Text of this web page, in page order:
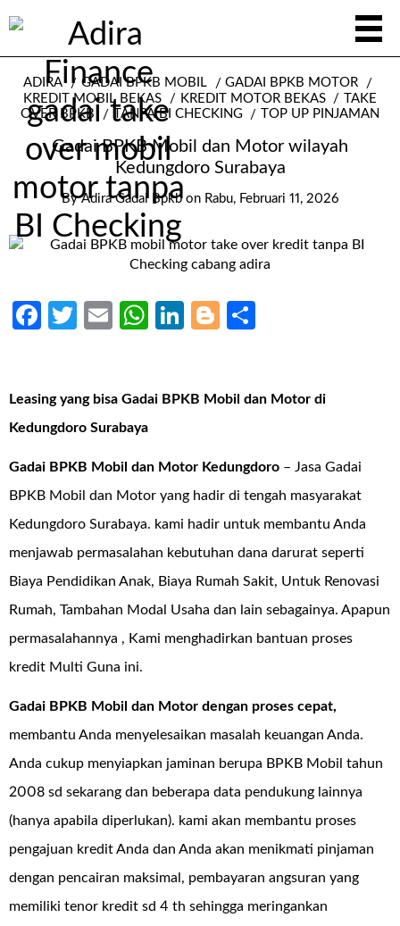
ADIRA GADAI BPKB MOBIL
GADAI BPKB MOTOR
KREDIT MOBIL BEKAS
KREDIT MOTOR BEKAS
TAKE
OVER BPKB
TANPA BI CHECKING TOP UP PINJAMAN
Gadai BPKB Mobil dan Motor wilayah
Kedungdoro Surabaya
ByAdira Gadai Bpkb on Rabu, Februari 11, 2026
Facebook
Twitter
EmailWhatsApp
LinkedIn
Blogger
Leasing yang bisa Gadai BPKB Mobil dan Motor di
Kedungdoro Surabaya
Gadai BPKB Mobil dan Motor Kedungdoro – Jasa Gadai
BPKB Mobil dan Motor yang hadir di tengah masyarakat
Kedungdoro Surabaya. kami hadir untuk membantu Anda
menjawab permasalahan kebutuhan dana darurat seperti
Biaya Pendidikan Anak, Biaya Rumah Sakit, Untuk Renovasi
Rumah, Tambahan Modal Usaha dan lain sebagainya. Apapun
permasalahannya , Kami menghadirkan bantuan proses
kredit Multi Guna ini.
Gadai BPKB Mobil dan Motor dengan proses cepat,
membantu Anda menyelesaikan masalah keuangan Anda.
Anda cukup menyiapkan jaminan berupa BPKB Mobil tahun
2008 sd sekarang dan beberapa data pendukung lainnya
(hanya apabila diperlukan). kami akan membantu proses
pengajuan kredit Anda dan Anda akan menikmati pinjaman
dengan pencairan maksimal, pembayaran angsuran yang
memiliki tenor kredit sd 4 th sehingga meringankan